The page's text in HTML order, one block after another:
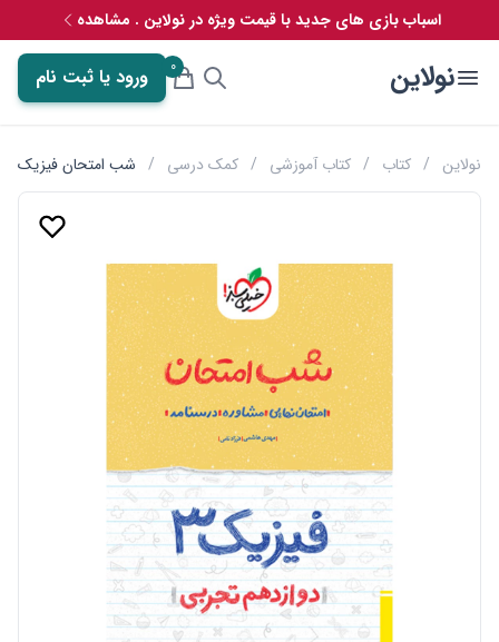
اسباب بازی های جدید با قیمت ویژه در نولاین . مشاهده
نولاین 0 ورود یا ثبت نام
نولاین / کتاب / کتاب آموزشی / کمک درسی / شب امتحان فیزیک